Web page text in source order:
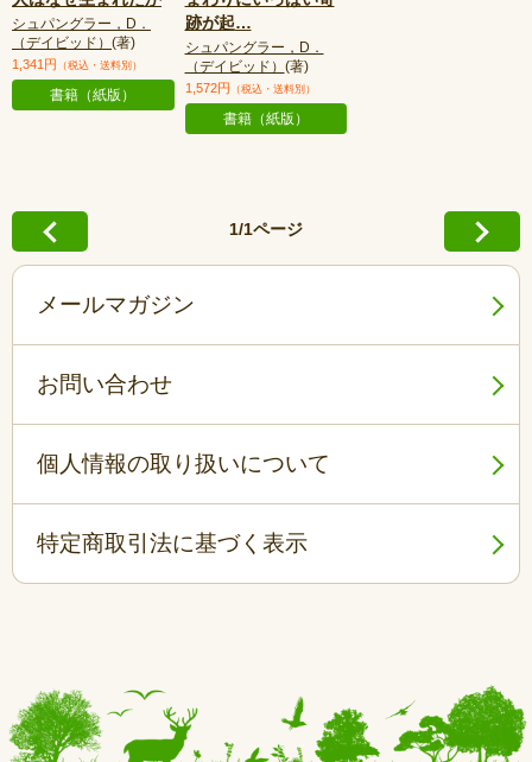
シュパングラー，D．
（デイビッド） (著)
1,341円 （税込・送料別）
書籍（紙版）
跡が起…
シュパングラー，D．
（デイビッド） (著)
1,572円 （税込・送料別）
書籍（紙版）
1/1ページ
メールマガジン
お問い合わせ
個人情報の取り扱いについて
特定商取引法に基づく表示